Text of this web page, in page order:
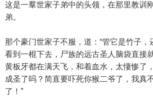
这是一羣世家子弟中的头领，在那里教训
弟。
那个豪门世家子不服，道：“管它是竹子，
看到一棍下去，尸族的远古圣人脑袋直接
黄板牙都在满天飞，和着血水，太悽惨了
成圣了吗？简直要吓死你猴二爷了，我真
了！”